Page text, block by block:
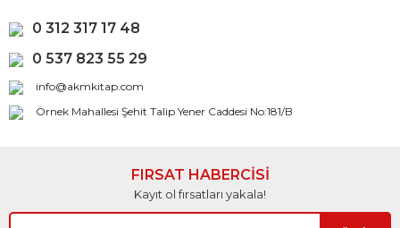
0 312 317 17 48
0 537 823 55 29
info@akmkitap.com
Örnek Mahallesi Şehit Talip Yener Caddesi No:181/B
FIRSAT HABERCİSİ
Kayıt ol fırsatları yakala!